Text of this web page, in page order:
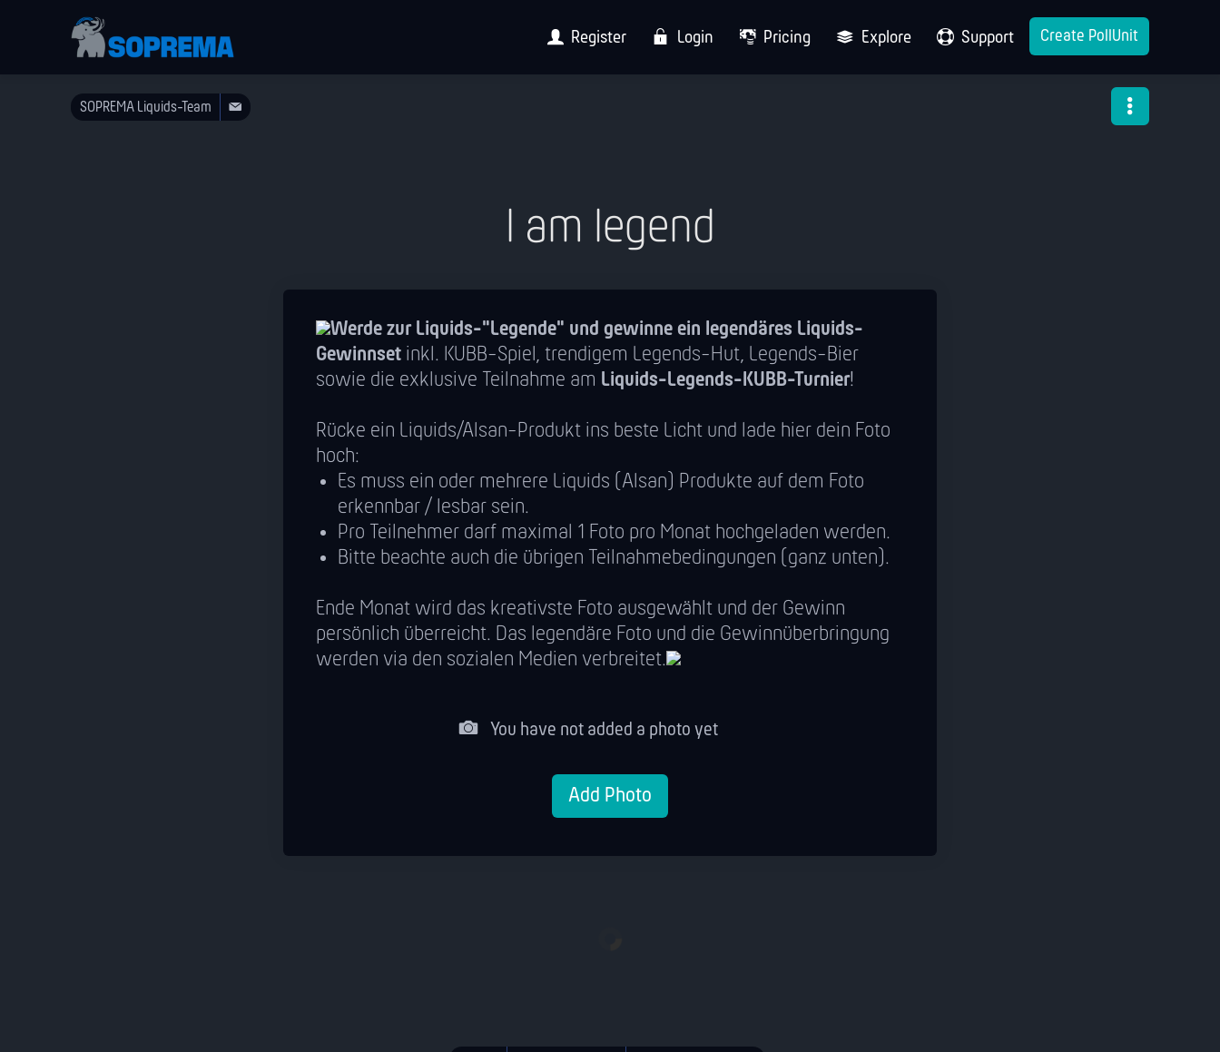
Register Login Pricing Explore Support Create PollUnit
SOPREMA Liquids-Team
I am legend
Werde zur Liquids-"Legende" und gewinne ein legendäres Liquids-
Gewinnset inkl. KUBB-Spiel, trendigem Legends-Hut, Legends-Bier
sowie die exklusive Teilnahme am Liquids-Legends-KUBB-Turnier!
Rücke ein Liquids/Alsan-Produkt ins beste Licht und lade hier dein Foto
hoch:
Es muss ein oder mehrere Liquids (Alsan) Produkte auf dem Foto
erkennbar / lesbar sein.
Pro Teilnehmer darf maximal 1 Foto pro Monat hochgeladen werden.
Bitte beachte auch die übrigen Teilnahmebedingungen (ganz unten).
Ende Monat wird das kreativste Foto ausgewählt und der Gewinn
persönlich überreicht. Das legendäre Foto und die Gewinnüberbringung
werden via den sozialen Medien verbreitet.
You have not added a photo yet
Add Photo